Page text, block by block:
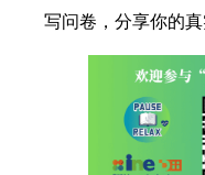
写问卷，分享你的真